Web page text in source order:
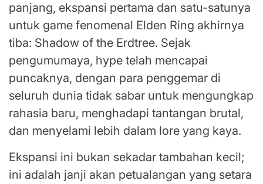
panjang, ekspansi pertama dan satu-satunya
untuk game fenomenal Elden Ring akhirnya
tiba: Shadow of the Erdtree. Sejak
pengumumaya, hype telah mencapai
puncaknya, dengan para penggemar di
seluruh dunia tidak sabar untuk mengungkap
rahasia baru, menghadapi tantangan brutal,
dan menyelami lebih dalam lore yang kaya.
Ekspansi ini bukan sekadar tambahan kecil;
ini adalah janji akan petualangan yang setara